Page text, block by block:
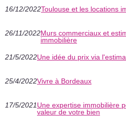
16/12/2022Toulouse et les locations
26/11/2022Murs commerciaux et
immobilière
21/5/2022Une idée du prix via
25/4/2022Vivre à Bordeaux
17/5/2021Une expertise immobilière
valeur de votre bien